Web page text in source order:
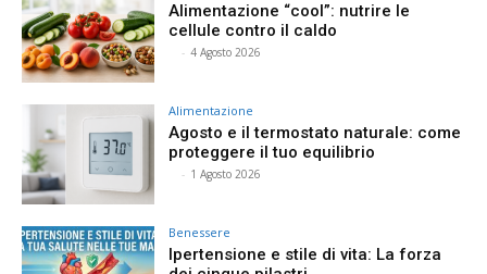
Alimentazione “cool”: nutrire le
cellule contro il caldo
- 4 Agosto 2026
Alimentazione
Agosto e il termostato naturale: come
proteggere il tuo equilibrio
- 1 Agosto 2026
Benessere
Ipertensione e stile di vita: La forza